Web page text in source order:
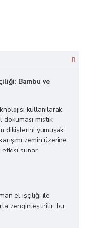
Bambu ve
kullanılarak
mistik
dikişlerini yumuşak
zemin üzerine
etkisi sunar.
el işçiliği ile
zenginleştirilir, bu